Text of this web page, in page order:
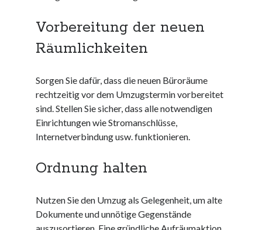
nordsee
nordsee urlaub
ostsee urlaub
privatumzug
rollstuhlgerechte ferienwohnung
seniorenreisen
umzugskartons
unterkunft
unterkünfte
Vorbereitung der neuen
Räumlichkeiten
Sorgen Sie dafür, dass die neuen Büroräume
rechtzeitig vor dem Umzugstermin vorbereitet
sind. Stellen Sie sicher, dass alle notwendigen
Einrichtungen wie Stromanschlüsse,
Internetverbindung usw. funktionieren.
Ordnung halten
Nutzen Sie den Umzug als Gelegenheit, um alte
Dokumente und unnötige Gegenstände